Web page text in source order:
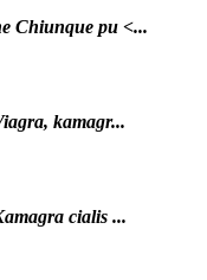
Chiunque pu <...
kamagr...
cialis ...